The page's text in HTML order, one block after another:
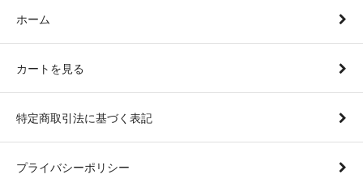
ホーム
カートを見る
特定商取引法に基づく表記
プライバシーポリシー